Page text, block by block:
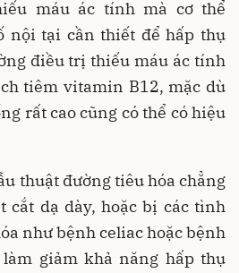
máu ác tính mà cơ thể
nội tại cần thiết để hấp thụ
điều trị thiếu máu ác tính
tiêm vitamin B12, mặc dù
rất cao cũng có thể có hiệu
thuật đường tiêu hóa chẳng
cắt dạ dày, hoặc bị các tình
như bệnh celiac hoặc bệnh
giảm khả năng hấp thụ